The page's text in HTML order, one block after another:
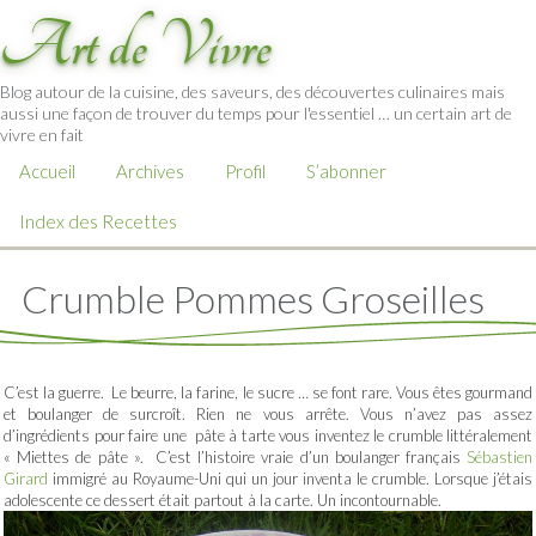
Art de Vivre
Blog autour de la cuisine, des saveurs, des découvertes culinaires mais
aussi une façon de trouver du temps pour l'essentiel … un certain art de
vivre en fait
Accueil Archives Profil S’abonner
Index des Recettes
Crumble Pommes Groseilles
C’est la guerre. Le beurre, la farine, le sucre … se font rare. Vous êtes gourmand
et boulanger de surcroît. Rien ne vous arrête. Vous n’avez pas assez
d’ingrédients pour faire une pâte à tarte vous inventez le crumble littéralement
« Miettes de pâte ». C’est l’histoire vraie d’un boulanger français Sébastien
Girard immigré au Royaume-Uni qui un jour inventa le crumble. Lorsque j’étais
adolescente ce dessert était partout à la carte. Un incontournable.